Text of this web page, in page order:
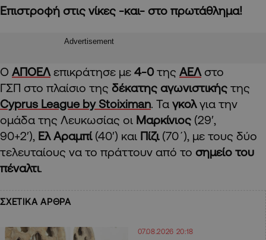
Επιστροφή στις νίκες -και- στο πρωτάθλημα!
Advertisement
Ο ΑΠΟΕΛ επικράτησε με 4-0της ΑΕΛ στο
ΓΣΠ στο πλαίσιο της δέκατης αγωνιστικής της
Cyprus League by Stoiximan. Τα γκολγια την
ομάδα της Λευκωσίας οι Μαρκίνιος (29′,
90+2′), Ελ Αραμπί(40′) και Πίζι(70΄), με τους δύο
τελευταίους να το πράττουν από το σημείο του
πέναλτι.
ΣΧΕΤΙΚΑ ΑΡΘΡΑ
07.08.2026 20:18